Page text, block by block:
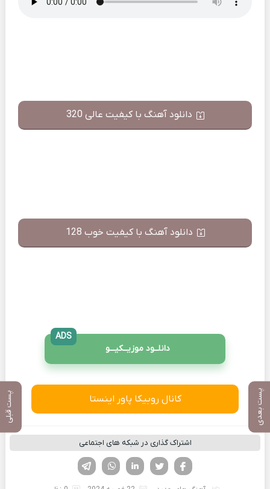
پست بعدی پست قبلی
دانلود آهنگ با کیفیت عالی 320
دانلود آهنگ با کیفیت خوب 128
دانلــود موزیــکیـــو
ADS
کانال روبیکا پاور اینستا
اشتراک گذاری در شبکه های اجتماعی
لینکدین تویتر
فیسوک